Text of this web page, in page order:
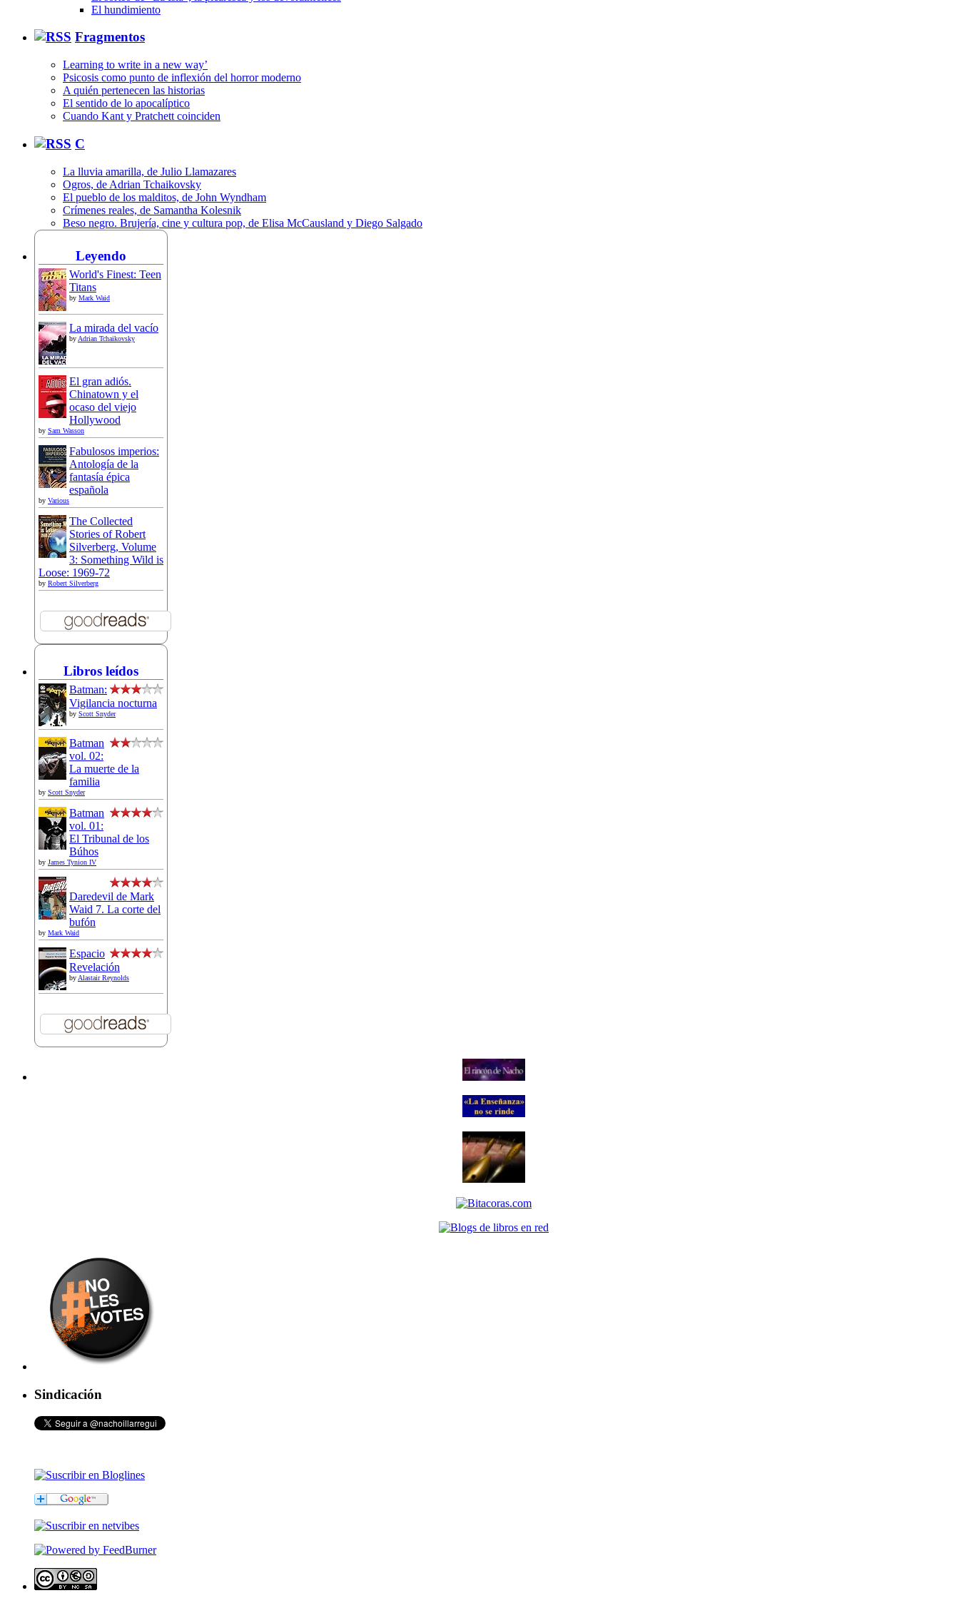
El hundimiento
Fragmentos
Learning to write in a new way’
Psicosis como punto de inflexión del horror moderno
A quién pertenecen las historias
El sentido de lo apocalíptico
Cuando Kant y Pratchett coinciden
C
La lluvia amarilla, de Julio Llamazares
Ogros, de Adrian Tchaikovsky
El pueblo de los malditos, de John Wyndham
Crímenes reales, de Samantha Kolesnik
Beso negro. Brujería, cine y cultura pop, de Elisa McCausland y Diego Salgado
Leyendo
World's Finest: Teen
Titans
by Mark Waid
La mirada del vacío
byAdrian Tchaikovsky
El gran adiós.
Chinatown y el
ocaso del viejo
Hollywood
by Sam Wasson
Fabulosos imperios:
Antología de la
fantasía épica
española
by Various
The Collected
Stories of Robert
Silverberg, Volume
3: Something Wild is
Loose: 1969-72
by Robert Silverberg
Libros leídos
Batman:
Vigilancia nocturna
by Scott Snyder
Batman
vol. 02:
La muerte de la
familia
by Scott Snyder
Batman
vol. 01:
El Tribunal de los
Búhos
by James Tynion IV
Daredevil de Mark
Waid 7. La corte del
bufón
by Mark Waid
Espacio
Revelación
byAlastair Reynolds
Sindicación